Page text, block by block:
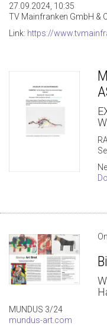
27.09.2024, 10:35
TV Mainfranken GmbH &
Link: https://
MUNDUS 3/24
mundus-art.com